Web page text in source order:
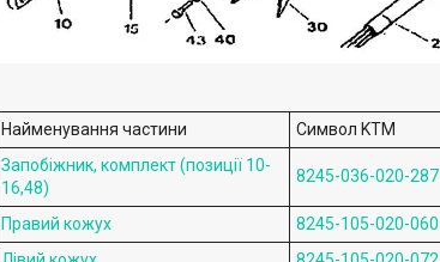
Найменування частини Символ KTM
Запобіжник, комплект (позиції 10-
16,48)
8245-036-020-287
Правий кожух 8245-105-020-060